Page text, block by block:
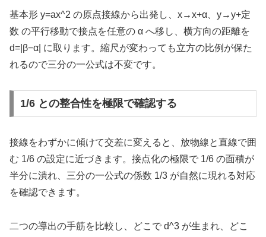
基本形 y=ax^2 の原点接線から出発し、x→x+α、y→y+定
数 の平行移動で接点を任意の α へ移し、横方向の距離を
d=|β−α| に取ります。縮尺が変わっても立方の比例が保た
れるので三分の一公式は不変です。
1/6 との整合性を極限で確認する
接線をわずかに傾けて交差に変えると、放物線と直線で囲
む 1/6 の設定に近づきます。接点化の極限で 1/6 の面積が
半分に潰れ、三分の一公式の係数 1/3 が自然に現れる対応
を確認できます。
二つの導出の手筋を比較し、どこで d^3 が生まれ、どこ